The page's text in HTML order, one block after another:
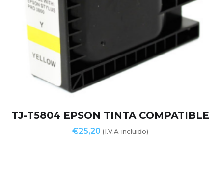
TJ-T5804 EPSON TINTA COMPATIBLE
€25,20 (I.V.A. incluido)